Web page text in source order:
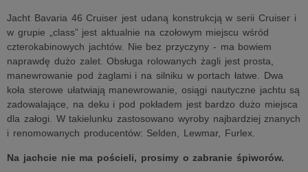
Jacht Bavaria 46 Cruiser jest udaną konstrukcją w serii Cruiser i
w grupie „class” jest aktualnie na czołowym miejscu wśród
czterokabinowych jachtów. Nie bez przyczyny - ma bowiem
naprawdę dużo zalet. Obsługa rolowanych żagli jest prosta,
manewrowanie pod żaglami i na silniku w portach łatwe. Dwa
koła sterowe ułatwiają manewrowanie, osiągi nautyczne jachtu są
zadowalające, na deku i pod pokładem jest bardzo dużo miejsca
dla załogi. W takielunku zastosowano wyroby najbardziej znanych
i renomowanych producentów: Selden, Lewmar, Furlex.
Na jachcie nie ma pościeli, prosimy o zabranie śpiworów.